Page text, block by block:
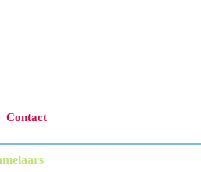
Contact